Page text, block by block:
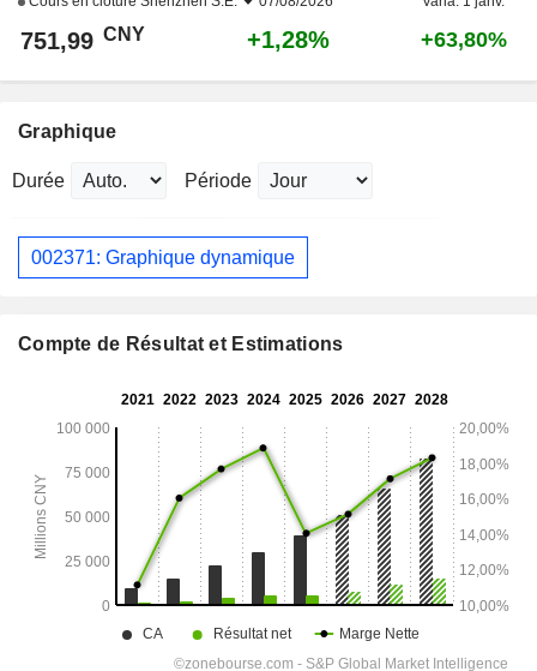
751,99 CNY +1,28% +63,80%
Graphique
Durée Période
002371: Graphique dynamique
Compte de Résultat et Estimations